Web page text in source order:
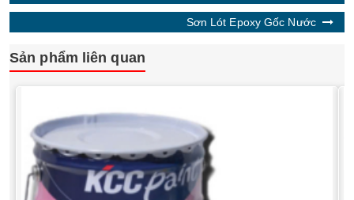
Sơn Lót Epoxy Gốc Nước
Sản phẩm liên quan